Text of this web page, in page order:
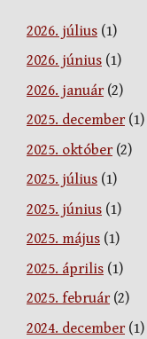
2026. július (1)
2026. június (1)
2026. január(2)
2025. december(1)
2025. október(2)
2025. július (1)
2025. június (1)
2025. május (1)
2025. április (1)
2025. február(2)
2024. december(1)